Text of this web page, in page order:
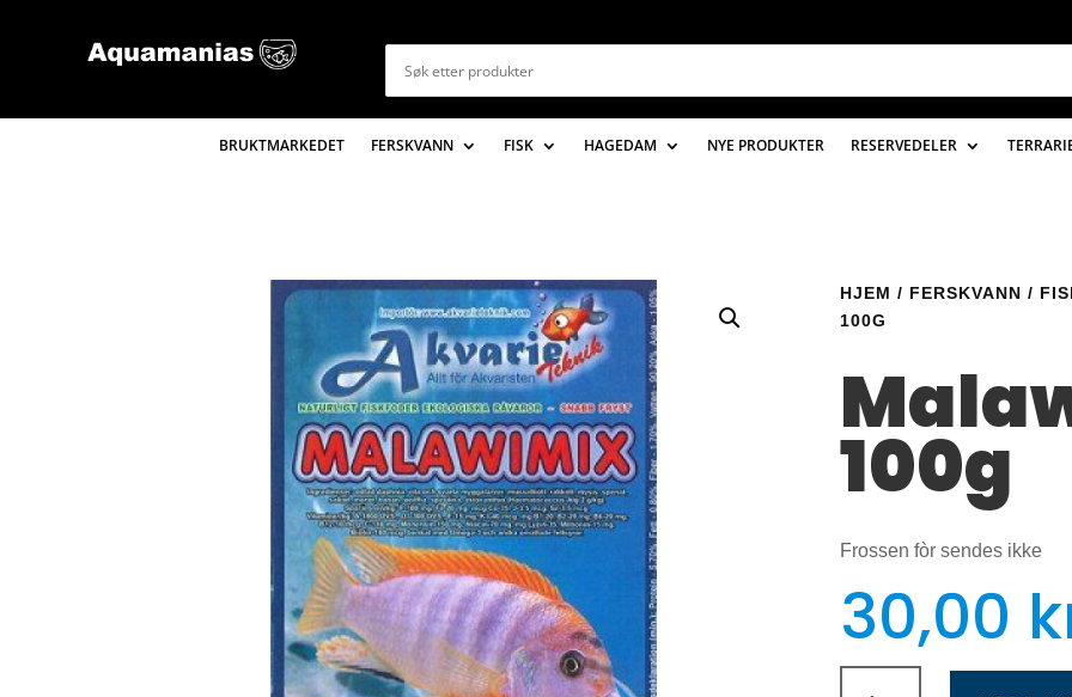
BRUKTMARKEDET FERSKVANN FISK HAGEDAM NYE PRODUKTER RESERVEDELER
HJEM / FERSKVANN /
100G
100g
Frossen fòr sendes ikke
30,00
Malawimix